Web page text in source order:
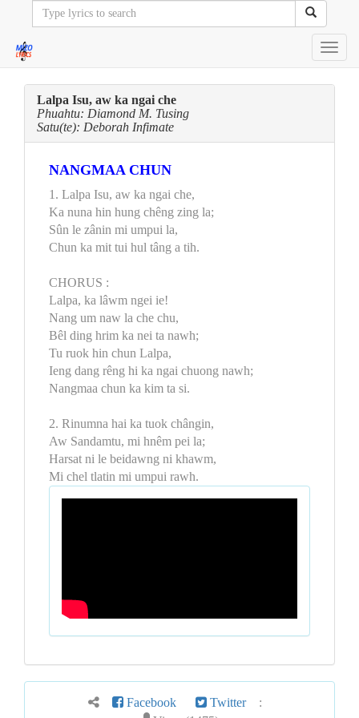
Lalpa Isu, aw ka ngai che
Phuahtu: Diamond M. Tusing
Satu(te): Deborah Infimate
NANGMAA CHUN
1. Lalpa Isu, aw ka ngai che,
Ka nuna hin hung chêng zing la;
Sûn le zânin mi umpui la,
Chun ka mit tui hul tâng a tih.
CHORUS :
Lalpa, ka lâwm ngei ie!
Nang um naw la che chu,
Bêl ding hrim ka nei ta nawh;
Tu ruok hin chun Lalpa,
Ieng dang rêng hi ka ngai chuong nawh;
Nangmaa chun ka kim ta si.
2. Rinumna hai ka tuok chângin,
Aw Sandamtu, mi hnêm pei la;
Harsat ni le beidawng ni khawm,
Mi chel tlatin mi umpui rawh.
Facebook Twitter :